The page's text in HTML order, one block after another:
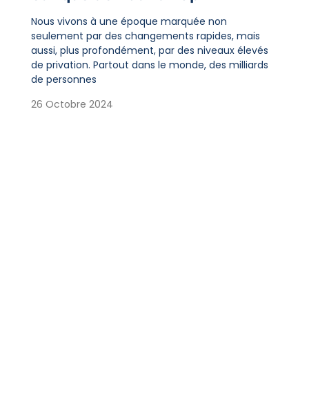
Nous vivons à une époque marquée non
seulement par des changements rapides, mais
aussi, plus profondément, par des niveaux élevés
de privation. Partout dans le monde, des milliards
de personnes
26 Octobre 2024